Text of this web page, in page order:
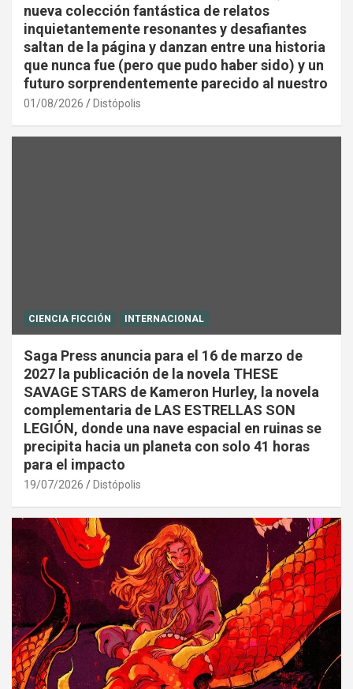
nueva colección fantástica de relatos
inquietantemente resonantes y desafiantes
saltan de la página y danzan entre una historia
que nunca fue (pero que pudo haber sido) y un
futuro sorprendentemente parecido al nuestro
01/08/2026 Distópolis
CIENCIA FICCIÓN INTERNACIONAL
Saga Press anuncia para el 16 de marzo de
2027 la publicación de la novela THESE
SAVAGE STARS de Kameron Hurley, la novela
complementaria de LAS ESTRELLAS SON
LEGIÓN, donde una nave espacial en ruinas se
precipita hacia un planeta con solo 41 horas
para el impacto
19/07/2026 Distópolis